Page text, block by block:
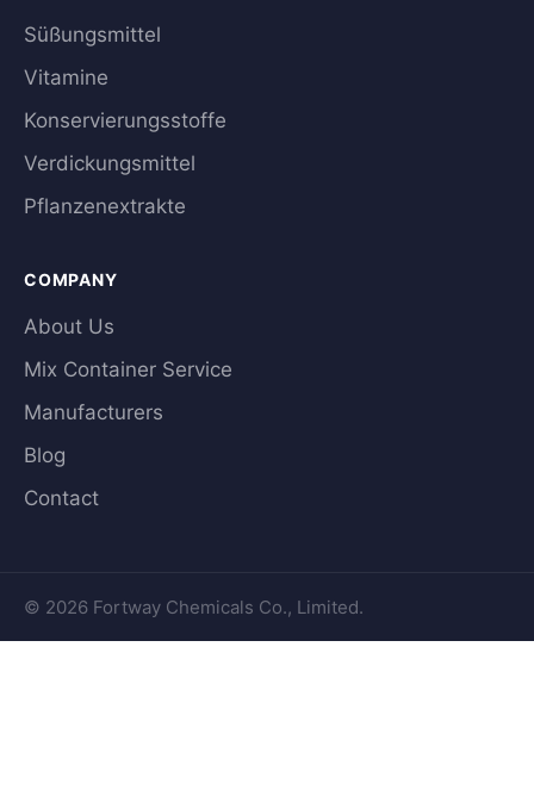
Süßungsmittel
Vitamine
Konservierungsstoffe
Verdickungsmittel
Pflanzenextrakte
COMPANY
About Us
Mix Container Service
Manufacturers
Blog
Contact
© 2026 Fortway Chemicals Co., Limited.